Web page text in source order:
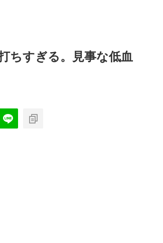
ちすぎる。見事な低血